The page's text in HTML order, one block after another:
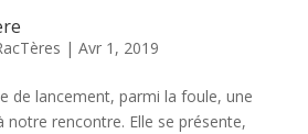
| Avr 1, 2019
de lancement, parmi la foule, une
notre rencontre. Elle se présente,